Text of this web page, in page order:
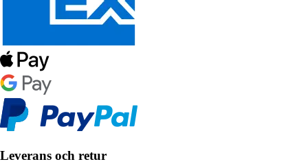
Leverans och retur